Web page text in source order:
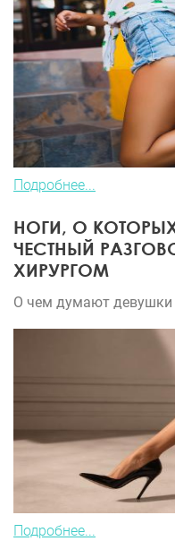
Подробнее...
НОГИ, О
ЧЕСТНЫЙ
ХИРУРГОМ
О чем думают девушки
Подробнее...